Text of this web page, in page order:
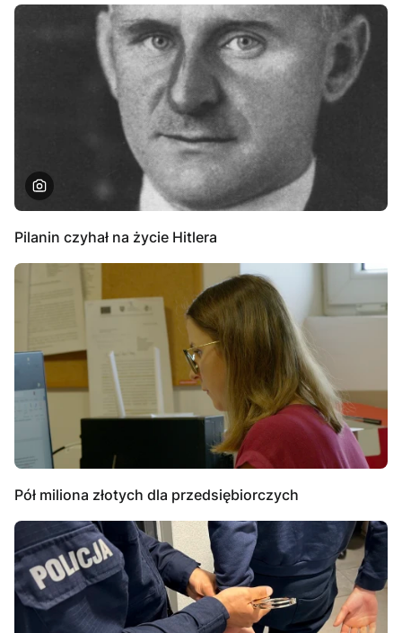
Pilanin czyhał na życie Hitlera
Pół miliona złotych dla przedsiębiorczych